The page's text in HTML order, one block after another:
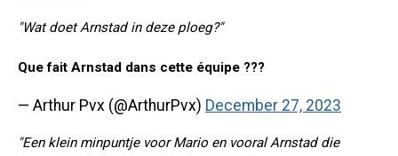
"Wat doet Arnstad in deze ploeg?"
Que fait Arnstad dans cette équipe ???
— Arthur Pvx (@ArthurPvx) December 27, 2023
"Een klein minpuntje voor Mario en vooral Arnstad die